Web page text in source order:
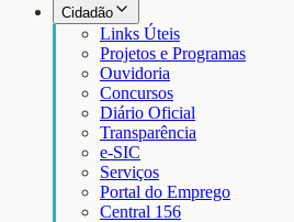
Cidadão
Links Úteis
Projetos e Programas
Ouvidoria
Concursos
Diário Oficial
Transparência
e-SIC
Serviços
Portal do Emprego
Central 156